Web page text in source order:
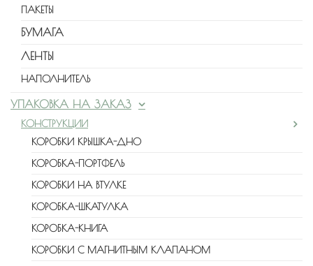
ПАКЕТЫ
БУМАГА
ЛЕНТЫ
НАПОЛНИТЕЛЬ
УПАКОВКА НА ЗАКАЗ
КОНСТРУКЦИИ
КОРОБКИ КРЫШКА-ДНО
КОРОБКА-ПОРТФЕЛЬ
КОРОБКИ НА ВТУЛКЕ
КОРОБКА-ШКАТУЛКА
КОРОБКА-КНИГА
КОРОБКИ С МАГНИТНЫМ КЛАПАНОМ